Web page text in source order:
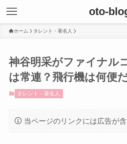
oto-
ホーム タレント・著名人
神谷明采がファイナル
は常連？飛行機は何便
タレント・著名人
当ページのリンクには広告が含